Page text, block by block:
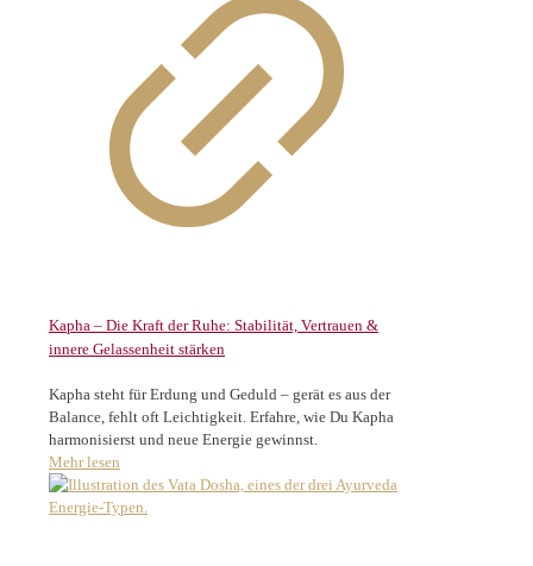
Kapha – Die Kraft der Ruhe: Stabilität, Vertrauen &
innere Gelassenheit stärken
Kapha steht für Erdung und Geduld – gerät es aus der
Balance, fehlt oft Leichtigkeit. Erfahre, wie Du Kapha
harmonisierst und neue Energie gewinnst.
Mehr lesen